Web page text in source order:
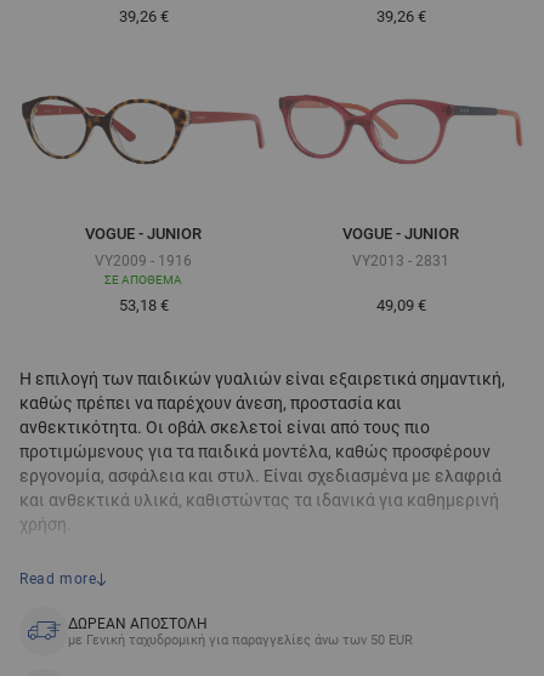
Τόσο χαμηλά όσο
39,26 € Τόσο χαμηλά όσο
39,26 €
VOGUE - JUNIOR
VY2009 - 1916
ΣΕ ΑΠΌΘΕΜΑ
Τόσο χαμηλά όσο
53,18 €
VOGUE - JUNIOR
VY2013 - 2831
Τόσο χαμηλά όσο
49,09 €
Η επιλογή των παιδικών γυαλιών είναι εξαιρετικά σημαντική,
καθώς πρέπει να παρέχουν άνεση, προστασία και
ανθεκτικότητα. Οι οβάλ σκελετοί είναι από τους πιο
προτιμώμενους για τα παιδικά μοντέλα, καθώς προσφέρουν
εργονομία, ασφάλεια και στυλ. Είναι σχεδιασμένα με ελαφριά
και ανθεκτικά υλικά, καθιστώντας τα ιδανικά για καθημερινή
χρήση.
Κύρια χαρακτηριστικά των οβάλ παιδικών σκελετών
Οι οβάλ σκελετοί δεν είναι απλώς ένα κομψό αξεσουάρ, αλλά
Read more
ΔΩΡΕΑΝ ΑΠΟΣΤΟΛΗ
με Γενική ταχυδρομική για παραγγελίες άνω των 50 EUR